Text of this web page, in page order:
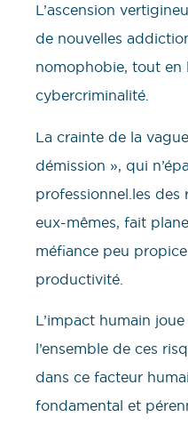
L’ascension
de nouvelles
nomophobie, tout en
cybercriminalité.
La crainte de la
démission », qui
professionnel.les des
eux-mêmes, fait
méfiance peu
productivité.
L’impact humain
l’ensemble de ces
dans ce facteur
fondamental et